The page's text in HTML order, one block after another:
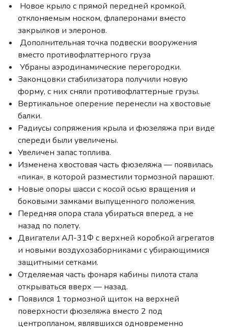
Новое крыло с прямой передней кромкой,
отклоняемым носком, флаперонами вместо
закрылков и элеронов.
Дополнительная точка подвески вооружения
вместо противофлаттерного груза
Убраны аэродинамические перегородки.
Законцовки стабилизатора получили новую
форму, с них сняли противофлаттерные грузы.
Вертикальное оперение перенесли на хвостовые
балки.
Радиусы сопряжения крыла и фюзеляжа при виде
спереди были увеличены.
Увеличен запас топлива.
Изменена хвостовая часть фюзеляжа — появилась
«пика», в которой разместили тормозной парашют.
Новые опоры шасси с косой осью вращения и
боковыми замками выпущенного положения.
Передняя опора стала убираться вперед, а не
назад по полету.
Двигатели АЛ-31Ф с верхней коробкой агрегатов
и новыми воздухозаборниками с убирающимися
защитными сетками.
Отделяемая часть фонаря кабины пилота стала
открываться вверх — назад.
Появился 1 тормозной щиток на верхней
поверхности фюзеляжа вместо 2 под
центропланом, являвшихся одновременно